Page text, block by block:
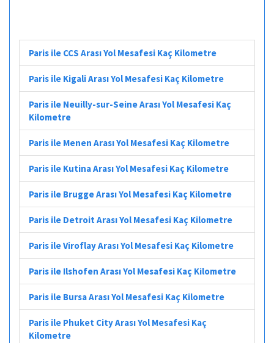
Paris ile CCS Arası Yol Mesafesi Kaç Kilometre
Paris ile Kigali Arası Yol Mesafesi Kaç Kilometre
Paris ile Neuilly-sur-Seine Arası Yol Mesafesi Kaç
Kilometre
Paris ile Menen Arası Yol Mesafesi Kaç Kilometre
Paris ile Kutina Arası Yol Mesafesi Kaç Kilometre
Paris ile Brugge Arası Yol Mesafesi Kaç Kilometre
Paris ile Detroit Arası Yol Mesafesi Kaç Kilometre
Paris ile Viroflay Arası Yol Mesafesi Kaç Kilometre
Paris ile Ilshofen Arası Yol Mesafesi Kaç Kilometre
Paris ile Bursa Arası Yol Mesafesi Kaç Kilometre
Paris ile Phuket City Arası Yol Mesafesi Kaç
Kilometre